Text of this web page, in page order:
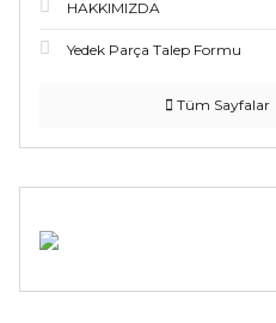
HAKKIMIZDA
Yedek Parça Talep Formu
Tüm Sayfalar